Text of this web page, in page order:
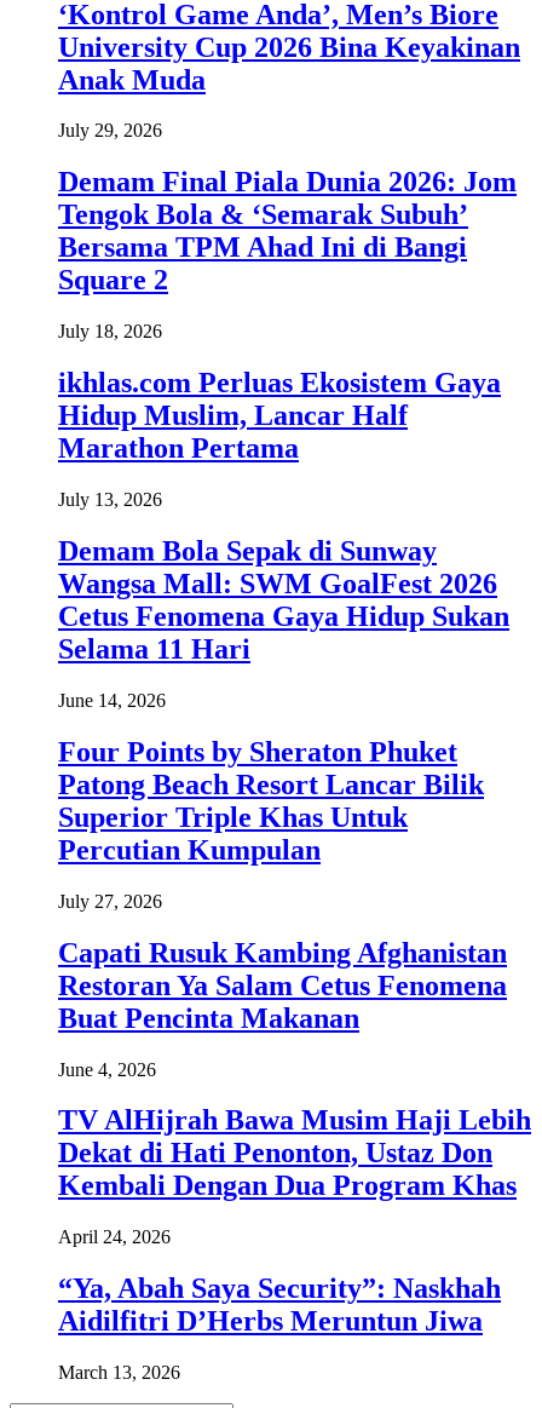
‘Kontrol Game Anda’, Men’s Biore
University Cup 2026 Bina Keyakinan
Anak Muda
July 29, 2026
Demam Final Piala Dunia 2026: Jom
Tengok Bola & ‘Semarak Subuh’
Bersama TPM Ahad Ini di Bangi
Square 2
July 18, 2026
ikhlas.com Perluas Ekosistem Gaya
Hidup Muslim, Lancar Half
Marathon Pertama
July 13, 2026
Demam Bola Sepak di Sunway
Wangsa Mall: SWM GoalFest 2026
Cetus Fenomena Gaya Hidup Sukan
Selama 11 Hari
June 14, 2026
Four Points by Sheraton Phuket
Patong Beach Resort Lancar Bilik
Superior Triple Khas Untuk
Percutian Kumpulan
July 27, 2026
Capati Rusuk Kambing Afghanistan
Restoran Ya Salam Cetus Fenomena
Buat Pencinta Makanan
June 4, 2026
TV AlHijrah Bawa Musim Haji Lebih
Dekat di Hati Penonton, Ustaz Don
Kembali Dengan Dua Program Khas
April 24, 2026
“Ya, Abah Saya Security”: Naskhah
Aidilfitri D’Herbs Meruntun Jiwa
March 13, 2026